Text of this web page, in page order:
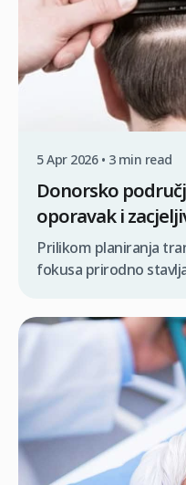
5 Apr 2026 • 3 min read
Donorsko
oporavak i
Prilikom planiranja
fokusa prirodno
rezultata leži u
područja.
vitalni ‘resurs’
izgleda bez
ožiljkanja. Mnogi